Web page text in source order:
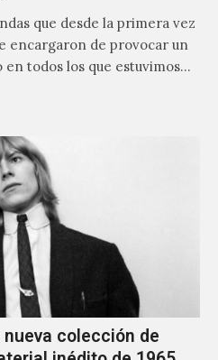
que desde la primera vez
encargaron de provocar un
todos los que estuvimos
colección de